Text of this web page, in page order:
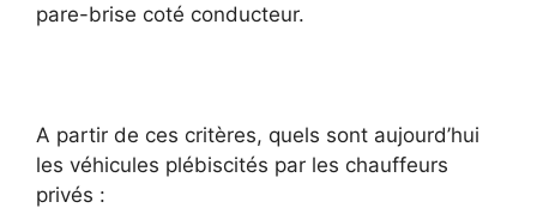
pare-brise coté conducteur.
A partir de ces critères, quels sont aujourd’hui
les véhicules plébiscités par les chauffeurs
privés :